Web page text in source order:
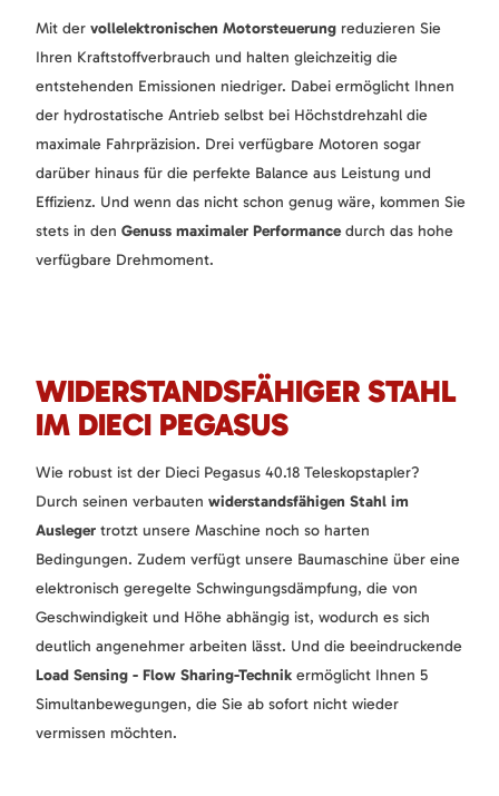
Mit der vollelektronischen Motorsteuerung reduzieren Sie
Ihren Kraftstoffverbrauch und halten gleichzeitig die
entstehenden Emissionen niedriger. Dabei ermöglicht Ihnen
der hydrostatische Antrieb selbst bei Höchstdrehzahl die
maximale Fahrpräzision. Drei verfügbare Motoren sogar
darüber hinaus für die perfekte Balance aus Leistung und
Effizienz. Und wenn das nicht schon genug wäre, kommen Sie
stets in den Genuss maximaler Performancedurch das hohe
verfügbare Drehmoment.
WIDERSTANDSFÄHIGER STAHL
IM DIECI PEGASUS
Wie robust ist der Dieci Pegasus 40.18 Teleskopstapler?
Durch seinen verbauten widerstandsfähigen Stahl im
Ausleger trotzt unsere Maschine noch so harten
Bedingungen. Zudem verfügt unsere Baumaschine über eine
elektronisch geregelte Schwingungsdämpfung, die von
Geschwindigkeit und Höhe abhängig ist, wodurch es sich
deutlich angenehmer arbeiten lässt. Und die beeindruckende
Load Sensing - Flow Sharing-Technik ermöglicht Ihnen 5
Simultanbewegungen, die Sie ab sofort nicht wieder
vermissen möchten.